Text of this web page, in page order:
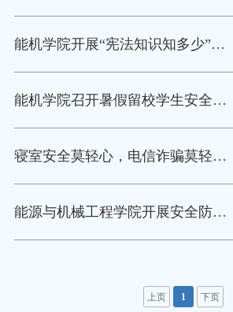
能机学院开展“宪法知识知多少”园区主题教育活动
能机学院召开暑假留校学生安全教育大会
寝室安全莫轻心，电信诈骗莫轻信——能机学院开展平安校园行动
能源与机械工程学院开展安全防范教育网络直播课
上页 1 下页